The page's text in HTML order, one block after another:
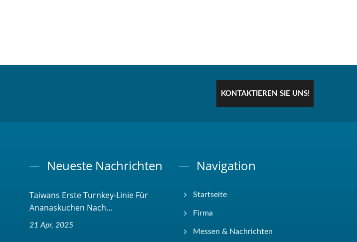
KONTAKTIEREN SIE UNS!
Neueste Nachrichten
Taiwans Erste Turnkey-Linie Für
Ananaskuchen Nach...
21 Apr, 2025
Navigation
Startseite
Firma
Messen & Nachrichten